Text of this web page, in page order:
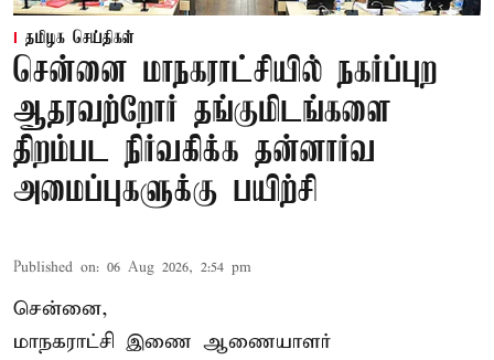
தமிழக செய்திகள்
சென்னை மாநகராட்சியில் நகர்ப்புற
ஆதரவற்றோர் தங்குமிடங்களை
திறம்பட நிர்வகிக்க தன்னார்வ
அமைப்புகளுக்கு பயிற்சி
Published on: 06 Aug 2026, 2:54 pm
சென்னை,
மாநகராட்சி இணை ஆணையாளர்